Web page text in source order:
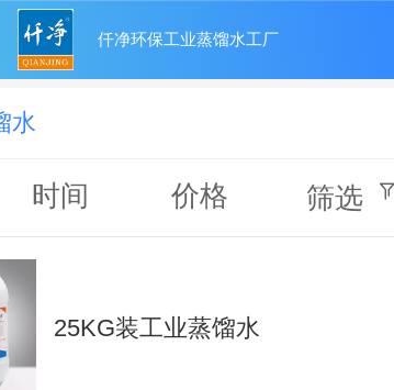
仟净环保工业蒸馏水工厂
水
时间 价格 筛选
25KG装工业蒸馏水